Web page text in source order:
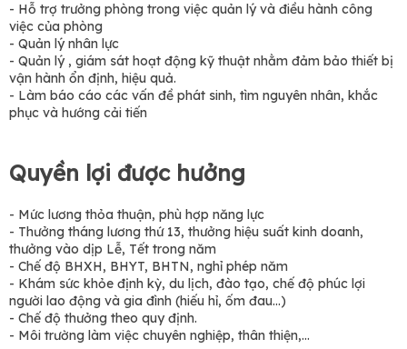
- Hỗ trợ trưởng phòng trong việc quản lý và điều hành công
việc của phòng
- Quản lý nhân lực
- Quản lý , giám sát hoạt động kỹ thuật nhằm đảm bảo thiết bị
vận hành ổn định, hiệu quả.
- Làm báo cáo các vấn đề phát sinh, tìm nguyên nhân, khắc
phục và hướng cải tiến
Quyền lợi được hưởng
- Mức lương thỏa thuận, phù hợp năng lực
- Thưởng tháng lương thứ 13, thưởng hiệu suất kinh doanh,
thưởng vào dịp Lễ, Tết trong năm
- Chế độ BHXH, BHYT, BHTN, nghỉ phép năm
- Khám sức khỏe định kỳ, du lịch, đào tạo, chế độ phúc lợi
người lao động và gia đình (hiếu hỉ, ốm đau...)
- Chế độ thưởng theo quy định.
- Môi trường làm việc chuyên nghiệp, thân thiện,...